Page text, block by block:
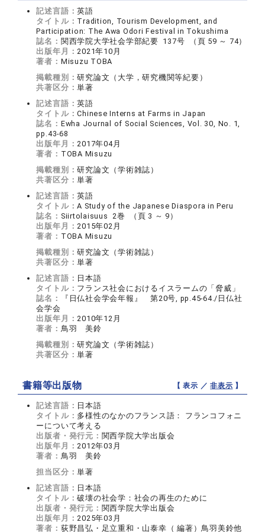
記述言語：英語
タイトル： Tradition, Tourism Development, and
Participation: The Awa Odori Festival in Tokushima
誌名： 関西学院大学社会学部紀要 137号 （頁 59 ～ 74）
出版年月：2021年10月
著者： Misuzu TOBA
掲載種別：研究論文（大学，研究機関等紀要）
共著区分：単著
記述言語：英語
タイトル：Chinese Interns at Farms in Japan
誌名： Ewha Journal of Social Sciences, Vol. 30, No. 1,
pp.43-68
出版年月：2017年04月
著者： TOBA Misuzu
掲載種別：研究論文（学術雑誌）
共著区分：単著
記述言語：英語
タイトル：A Study of the Japanese Diaspora in Peru
誌名： Siirtolaisuus 2巻 （頁 3 ～ 9）
出版年月：2015年02月
著者： TOBA Misuzu
掲載種別：研究論文（学術雑誌）
共著区分：単著
記述言語： 日本語
タイトル： フランス社会におけるイスラームの「脅威」
誌名：
『日仏社会学会年報』 第20号, pp.45-64./日仏社
会学会
出版年月：2010年12月
著者： 鳥羽 美鈴
掲載種別：研究論文（学術雑誌）
共著区分：単著
書籍等出版物 【 表示 ／非表示 】
記述言語： 日本語
タイトル： 多様性のなかのフランス語： フランコフォニ
ーについて考える
出版者・発行元： 関西学院大学出版会
出版年月：2012年03月
著者： 鳥羽 美鈴
担当区分：単著
記述言語： 日本語
タイトル：破壊の社会学：社会の再生のために
出版者・発行元： 関西学院大学出版会
出版年月：2025年03月
著者： 荻野昌弘・足立重和・山泰幸（ 編著）鳥羽美鈴他